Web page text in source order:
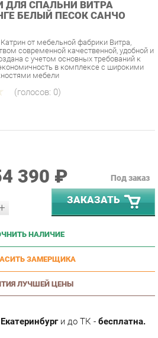
от мебельной фабрики Витра,
с учетом основных требований к
в комплексе с широкими
мебели
(голосов:0)
390 ₽
ЗАКАЗАТЬ
НАЛИЧИЕ
ЗАМЕРЩИКА
ЛУЧШЕЙ ЦЕНЫ
и до ТК -бесплатна.